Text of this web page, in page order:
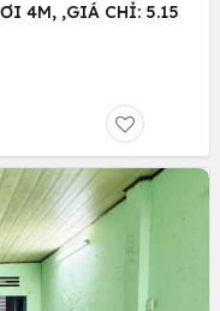
4M, ,GIÁ CHỈ: 5.15